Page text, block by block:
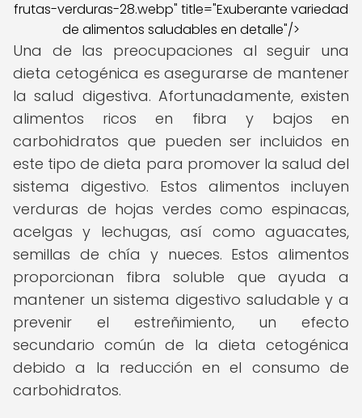
frutas-verduras-28.webp" title="Exuberante variedad
de alimentos saludables en detalle"/>
Una de las preocupaciones al seguir una
dieta cetogénica es asegurarse de mantener
la salud digestiva. Afortunadamente, existen
alimentos ricos en fibra y bajos en
carbohidratos que pueden ser incluidos en
este tipo de dieta para promover la salud del
sistema digestivo. Estos alimentos incluyen
verduras de hojas verdes como espinacas,
acelgas y lechugas, así como aguacates,
semillas de chía y nueces. Estos alimentos
proporcionan fibra soluble que ayuda a
mantener un sistema digestivo saludable y a
prevenir el estreñimiento, un efecto
secundario común de la dieta cetogénica
debido a la reducción en el consumo de
carbohidratos.